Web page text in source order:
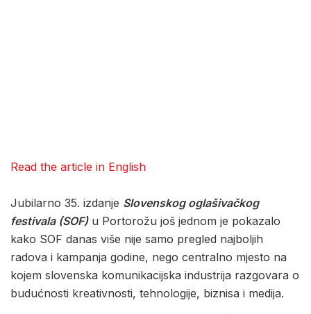
Read the article in English
Jubilarno 35. izdanje Slovenskog oglašivačkog
festivala (SOF)u Portorožu još jednom je pokazalo
kako SOF danas više nije samo pregled najboljih
radova i kampanja godine, nego centralno mjesto na
kojem slovenska komunikacijska industrija razgovara o
budućnosti kreativnosti, tehnologije, biznisa i medija.